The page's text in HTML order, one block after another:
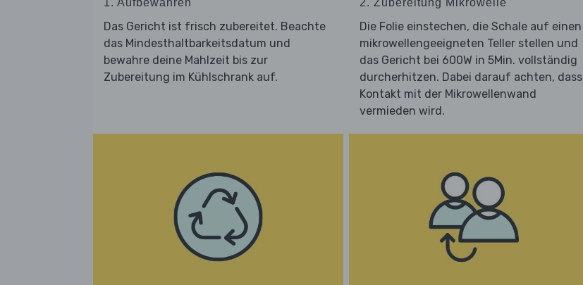
1. Aufbewahren
Das Gericht ist frisch zubereitet. Beachte
das Mindesthaltbarkeitsdatum und
bewahre deine Mahlzeit bis zur
Zubereitung im Kühlschrank auf.
2. Zubereitung Mikrowelle
Die Folie einstechen, die Schale auf einen
mikrowellengeeigneten Teller stellen und
das Gericht bei 600W in 5Min. vollständig
durcherhitzen. Dabei darauf achten, dass
Kontakt mit der Mikrowellenwand
vermieden wird.